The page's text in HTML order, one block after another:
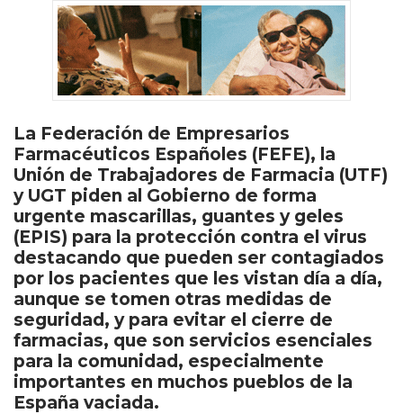
La Federación de Empresarios
Farmacéuticos Españoles (FEFE), la
Unión de Trabajadores de Farmacia (UTF)
y UGT piden al Gobierno de forma
urgente mascarillas, guantes y geles
(EPIS) para la protección contra el virus
destacando que pueden ser contagiados
por los pacientes que les vistan día a día,
aunque se tomen otras medidas de
seguridad, y para evitar el cierre de
farmacias, que son servicios esenciales
para la comunidad, especialmente
importantes en muchos pueblos de la
España vaciada.